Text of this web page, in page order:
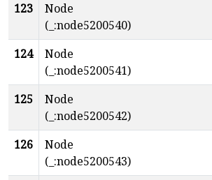
123
Node
(_:node5200540)
124
Node
(_:node5200541)
125
Node
(_:node5200542)
126
Node
(_:node5200543)